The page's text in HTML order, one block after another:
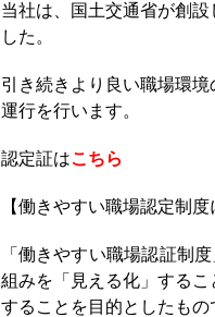
当社は、国土交通省が創
した。
引き続きより良い職場環
運行を行います。
認定証はこちら
【働きやすい職場認定制度
「働きやすい職場認証制
組みを「見える化」する
することを目的としたもの